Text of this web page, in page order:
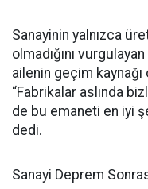
Sanayinin yalnızca
olmadığını
ailenin geçim
“Fabrikalar aslında
de bu emaneti en iyi
dedi.
Sanayi Deprem